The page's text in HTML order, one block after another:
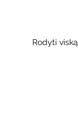
Rodyti viską